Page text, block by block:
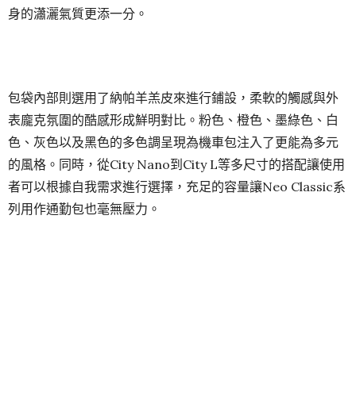
身的瀟灑氣質更添一分。
包袋內部則選用了納帕羊羔皮來進行鋪設，柔軟的觸感與外
表龐克氛圍的酷感形成鮮明對比。粉色、橙色、墨綠色、白
色、灰色以及黑色的多色調呈現為機車包注入了更能為多元
的風格。同時，從City Nano到City L等多尺寸的搭配讓使用
者可以根據自我需求進行選擇，充足的容量讓Neo Classic系
列用作通勤包也毫無壓力。